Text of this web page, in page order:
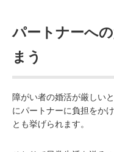
パートナーへ
まう
障がい者の婚活が厳しい
にパートナーに負担をか
とも挙げられます。